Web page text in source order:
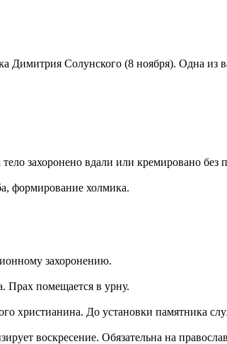
Солунского (8 ноября). Одна из
захоронено вдали или кремировано без
формирование холмика.
захоронению.
Прах помещается в урну.
христианина. До установки памятника
воскресение. Обязательна на